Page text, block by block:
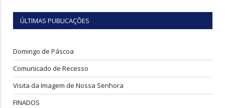
ÚLTIMAS PUBLICAÇÕES
Domingo de Páscoa
Comunicado de Recesso
Visita da Imagem de Nossa Senhora
FINADOS